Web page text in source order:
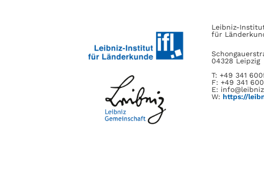
Leibniz-
für
04328 Leipzig
T: +49 341
F: +49 341
E:
W: https://